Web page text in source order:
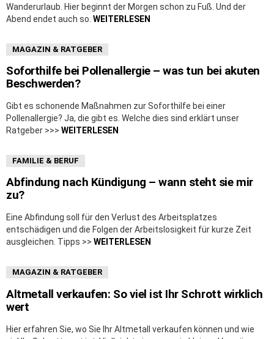
Wanderurlaub. Hier beginnt der Morgen schon zu Fuß. Und der
Abend endet auch so. WEITERLESEN
MAGAZIN & RATGEBER
Soforthilfe bei Pollenallergie – was tun bei akuten
Beschwerden?
Gibt es schonende Maßnahmen zur Soforthilfe bei einer
Pollenallergie? Ja, die gibt es. Welche dies sind erklärt unser
Ratgeber >>> WEITERLESEN
FAMILIE & BERUF
Abfindung nach Kündigung – wann steht sie mir
zu?
Eine Abfindung soll für den Verlust des Arbeitsplatzes
entschädigen und die Folgen der Arbeitslosigkeit für kurze Zeit
ausgleichen. Tipps >> WEITERLESEN
MAGAZIN & RATGEBER
Altmetall verkaufen: So viel ist Ihr Schrott wirklich
wert
Hier erfahren Sie, wo Sie Ihr Altmetall verkaufen können und wie